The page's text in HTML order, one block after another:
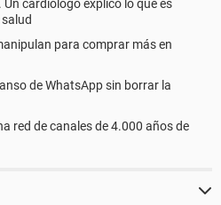
cardiólogo explicó lo que es
para comprar más en
de WhatsApp sin borrar la
red de canales de 4.000 años de